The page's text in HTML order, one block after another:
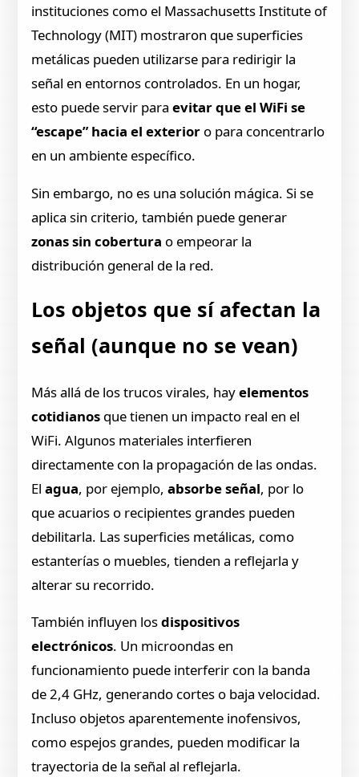
instituciones como el Massachusetts Institute of
Technology (MIT) mostraron que superficies
metálicas pueden utilizarse para redirigir la
señal en entornos controlados. En un hogar,
esto puede servir paraevitar que el WiFi se
“escape” hacia el exterior o para concentrarlo
en un ambiente específico.
Sin embargo, no es una solución mágica. Si se
aplica sin criterio, también puede generar
zonas sin cobertura o empeorar la
distribución general de la red.
Los objetos que sí afectan la
señal (aunque no se vean)
Más allá de los trucos virales, hayelementos
cotidianos que tienen un impacto real en el
WiFi. Algunos materiales interfieren
directamente con la propagación de las ondas.
Elagua, por ejemplo,absorbe señal, por lo
que acuarios o recipientes grandes pueden
debilitarla. Las superficies metálicas, como
estanterías o muebles, tienden a reflejarla y
alterar su recorrido.
También influyen losdispositivos
electrónicos. Un microondas en
funcionamiento puede interferir con la banda
de 2,4 GHz, generando cortes o baja velocidad.
Incluso objetos aparentemente inofensivos,
como espejos grandes, pueden modificar la
trayectoria de la señal al reflejarla.